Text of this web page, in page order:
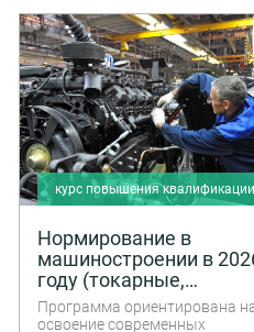
курс повышения квалификации
Нормирование в
машиностроении в
году (токарные,
слесарно-сборочные,
заготовительные,
Программа ориентирована
освоение современных